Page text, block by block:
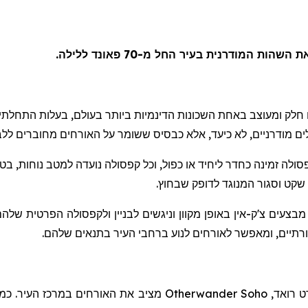
המודרנית בעיר החל מ-70 פאונד ללילה.
מודרניים, לא כיעד, אלא כבסיס ששומר על האורחים מחוברים
זמינה כחדר ליחיד או כפול, וכל קפסולה נועדה למטב נוחות,
וסגור המנוגד לדופק שבחוץ.
צ'ק-אין באופן מקוון וניגשים לבניין ולקפסולה הפרטית
ומאפשר לאורחים לנוע ברחבי העיר בתנאים שלהם.
רואד,
Otherwander Soho מציב את האורחים במרכז העיר.